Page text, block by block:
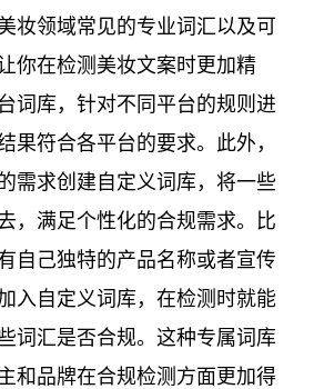
妆领域常见的专业词汇以及可
你在检测美妆文案时更加精
词库，针对不同平台的规则进
果符合各平台的要求。此外，
需求创建自定义词库，将一些
，满足个性化的合规需求。比
自己独特的产品名称或者宣传
入自定义词库，在检测时就能
词汇是否合规。这种专属词库
和品牌在合规检测方面更加得